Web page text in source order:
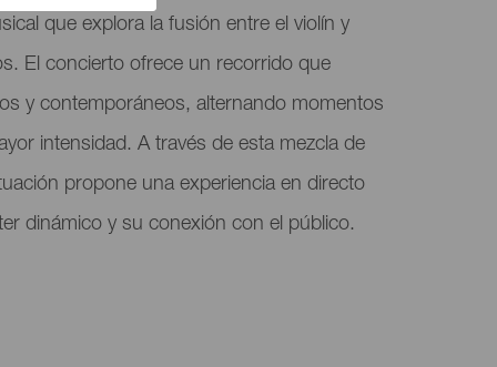
que explora la fusión entre el violín y
El concierto ofrece un recorrido que
y contemporáneos, alternando momentos
intensidad. A través de esta mezcla de
propone una experiencia en directo
dinámico y su conexión con el público.